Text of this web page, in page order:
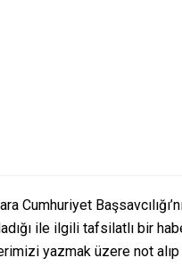
ile ilgili tafsilatlı bir
yazmak üzere not alıp